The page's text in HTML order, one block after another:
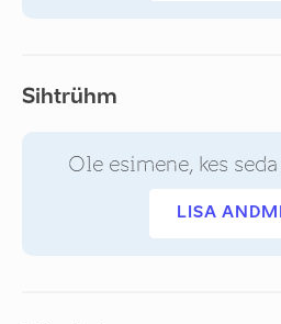
Sihtrühm
Ole esimene, kes
LISA